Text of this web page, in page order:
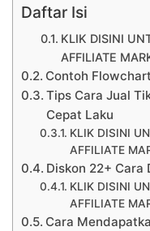
Daftar Isi
KLIK DISINI
AFFILIATE
Contoh
Tips Cara Jual
Cepat Laku
KLIK DISINI
AFFILIATE
Diskon 22+ Cara
KLIK DISINI
AFFILIATE
Cara